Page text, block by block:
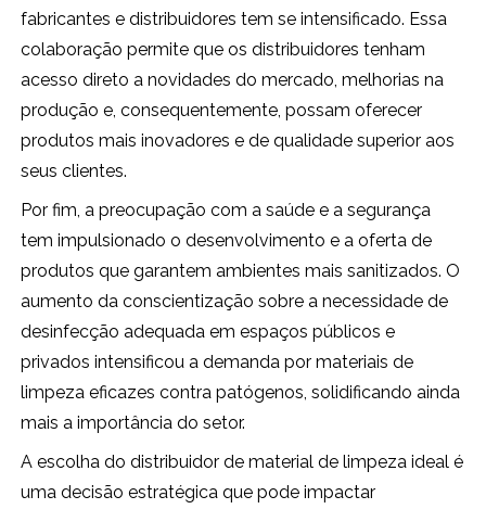
fabricantes e distribuidores tem se intensificado. Essa
colaboração permite que os distribuidores tenham
acesso direto a novidades do mercado, melhorias na
produção e, consequentemente, possam oferecer
produtos mais inovadores e de qualidade superior aos
seus clientes.
Por fim, a preocupação com a saúde e a segurança
tem impulsionado o desenvolvimento e a oferta de
produtos que garantem ambientes mais sanitizados. O
aumento da conscientização sobre a necessidade de
desinfecção adequada em espaços públicos e
privados intensificou a demanda por materiais de
limpeza eficazes contra patógenos, solidificando ainda
mais a importância do setor.
A escolha do distribuidor de material de limpeza ideal é
uma decisão estratégica que pode impactar